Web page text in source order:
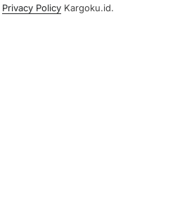
Privacy Policy Kargoku.id.